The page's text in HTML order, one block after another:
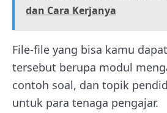
dan Cara Kerjanya
File-file yang bisa kamu
tersebut berupa modul
contoh soal, dan topik
untuk para tenaga pengajar.